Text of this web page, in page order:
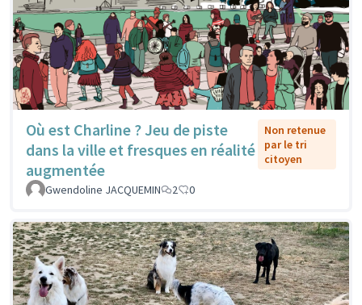
Où est Charline ? Jeu de piste
dans la ville et fresques en réalité
augmentée
Non retenue
par le tri
citoyen
Gwendoline JACQUEMIN 2 0